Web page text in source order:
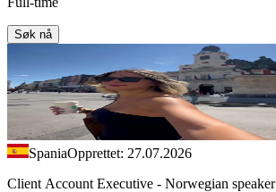
Søk nå
SpaniaOpprettet: 27.07.2026
Client Account Executive - Norwegian speaker